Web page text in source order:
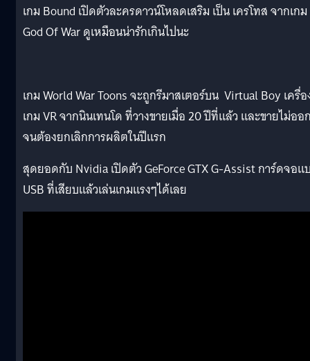
เกม Bound เปิดตัวละครดาวน์โหลดเสริม เป็น เครโทส จากเกม
God Of War ดูเหมือนน่ารักเกินไปนะ
เกม World War Toons จะถูกรีมาสเตอร์บน Virtual Boy เครื่
เกม VR จากนินเทนโด ที่วางขายเมื่อ 20 ปีที่แล้ว และขายไม่ออ
จนต้องยกเลิกการผลิตในปีแรก
สุดยอดกับ Nvidia เปิดตัว GeForce GTX G-Assist การ์ดจอแ
USB ที่เสียบแล้วเล่นเกมแรงๆได้เลย